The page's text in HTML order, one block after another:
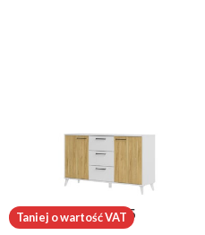
Barris 45
Taniej o wartość VAT